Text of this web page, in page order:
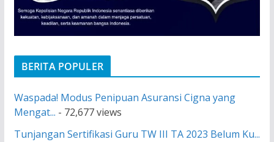
BERITA POPULER
Waspada! Modus Penipuan Asuransi Cigna yang
Mengat... - 72,677 views
Tunjangan Sertifikasi Guru TW III TA 2023 Belum Ku...